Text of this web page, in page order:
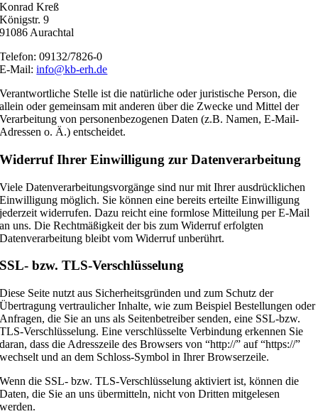
Konrad Kreß
Königstr. 9
91086 Aurachtal
Telefon: 09132/7826-0
E-Mail:info@kb-erh.de
Verantwortliche Stelle ist die natürliche oder juristische Person, die
allein oder gemeinsam mit anderen über die Zwecke und Mittel der
Verarbeitung von personenbezogenen Daten (z.B. Namen, E-Mail-
Adressen o. Ä.) entscheidet.
Widerruf Ihrer Einwilligung zur Datenverarbeitung
Viele Datenverarbeitungsvorgänge sind nur mit Ihrer ausdrücklichen
Einwilligung möglich. Sie können eine bereits erteilte Einwilligung
jederzeit widerrufen. Dazu reicht eine formlose Mitteilung per E-Mail
an uns. Die Rechtmäßigkeit der bis zum Widerruf erfolgten
Datenverarbeitung bleibt vom Widerruf unberührt.
SSL- bzw. TLS-Verschlüsselung
Diese Seite nutzt aus Sicherheitsgründen und zum Schutz der
Übertragung vertraulicher Inhalte, wie zum Beispiel Bestellungen oder
Anfragen, die Sie an uns als Seitenbetreiber senden, eine SSL-bzw.
TLS-Verschlüsselung. Eine verschlüsselte Verbindung erkennen Sie
daran, dass die Adresszeile des Browsers von “http://” auf “https://”
wechselt und an dem Schloss-Symbol in Ihrer Browserzeile.
Wenn die SSL- bzw. TLS-Verschlüsselung aktiviert ist, können die
Daten, die Sie an uns übermitteln, nicht von Dritten mitgelesen
werden.